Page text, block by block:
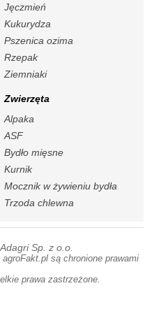
Jęczmień
Kukurydza
Pszenica ozima
Rzepak
Ziemniaki
Zwierzęta
Alpaka
ASF
Bydło mięsne
Kurnik
Mocznik w żywieniu bydła
Trzoda chlewna
Adagri Sp. z o.o.
są chronione prawami
prawa zastrzeżone.